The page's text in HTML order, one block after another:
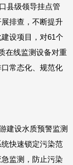
县级领导挂点管
排查，不断提升
设项目，对61个
在线监测设备对重
常态化、规范化
建设水质预警监测
快速锁定污染范
监测，防止污染